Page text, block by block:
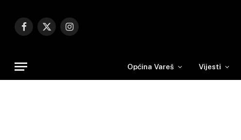
Facebook
X
Instagram
Općina Vareš Vijesti